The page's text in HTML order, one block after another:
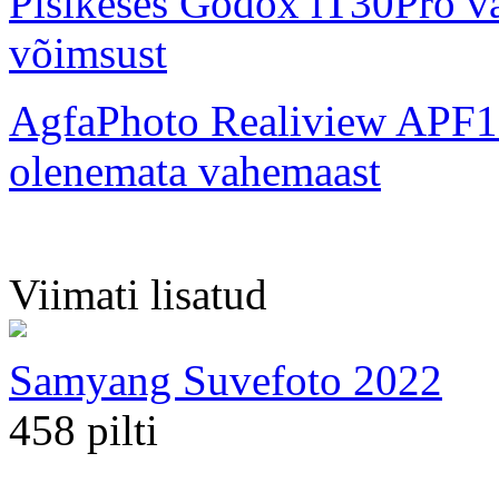
võimsust
AgfaPhoto Realiview
olenemata vahemaast
Viimati lisatud
Samyang Suvefoto 2022
458 pilti